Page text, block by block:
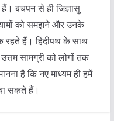
बचपन से ही जिज्ञासु
को समझने और उनके
रहते हैं। हिंदीपथ के साथ
सामग्री को लोगों तक
है कि नए माध्यम ही हमें
सकते हैं।